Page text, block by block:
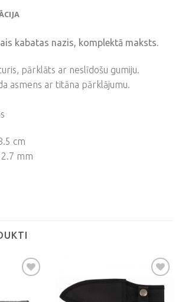
kabatas nazis, komplektā maksts.
pārklāts ar neslīdošu gumiju.
asmens ar titāna pārklājumu.
cm
mm